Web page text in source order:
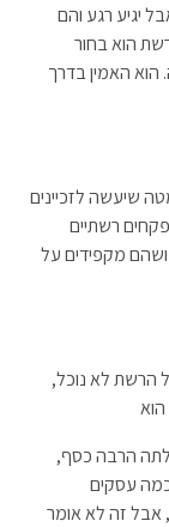
יגיע רגע והם
הוא בחור
הוא האמין בדרך
שיעשה לזכיינים
רשתיים
ושהם מקפידים על
הרשת לא נוכל,
הרבה כסף,
עסקים
אבל זה לא אומר